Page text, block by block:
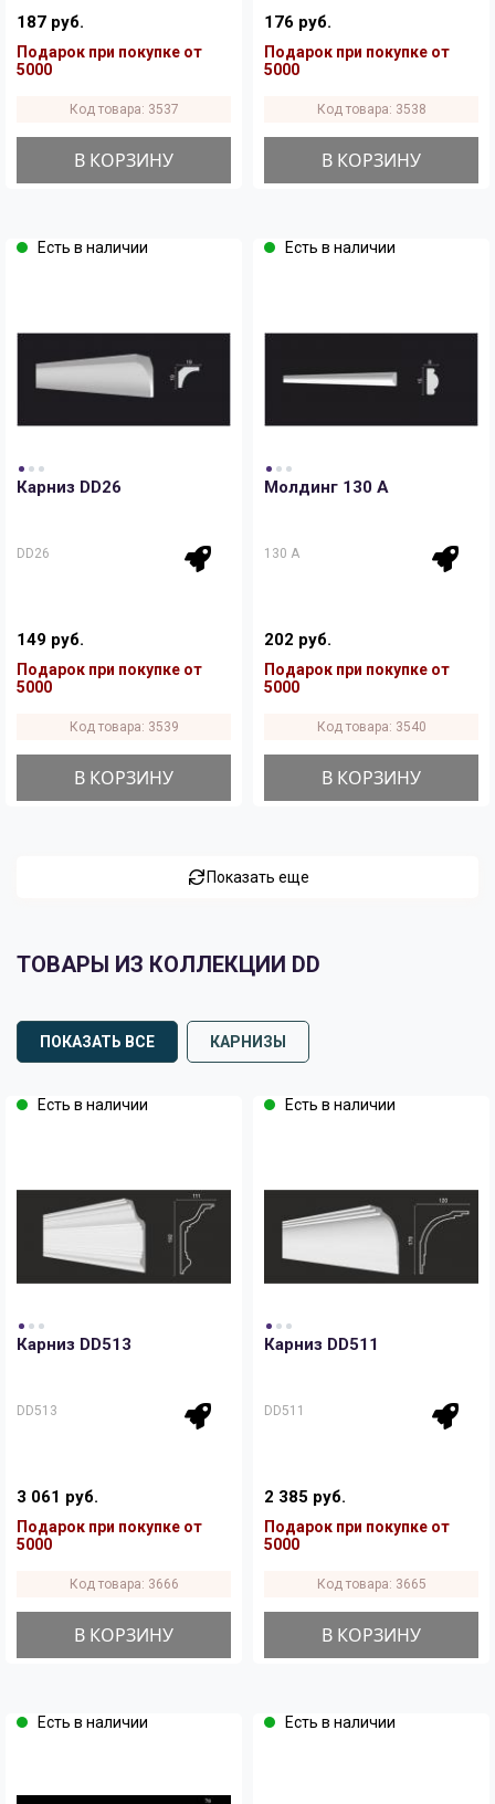
187 руб.
Подарок при покупке от
5000
Код товара: 3537
В КОРЗИНУ
176 руб.
Подарок при покупке от
5000
Код товара: 3538
В КОРЗИНУ
Есть в наличии
Карниз DD26
DD26
149 руб.
Подарок при покупке от
5000
Код товара: 3539
В КОРЗИНУ
Есть в наличии
Молдинг 130 A
130 A
202 руб.
Подарок при покупке от
5000
Код товара: 3540
В КОРЗИНУ
Показать еще
ТОВАРЫ ИЗ КОЛЛЕКЦИИ DD
ПОКАЗАТЬ ВСЕ КАРНИЗЫ
Есть в наличии
Карниз DD513
DD513
3 061 руб.
Подарок при покупке от
5000
Код товара: 3666
В КОРЗИНУ
Есть в наличии
Карниз DD511
DD511
2 385 руб.
Подарок при покупке от
5000
Код товара: 3665
В КОРЗИНУ
Есть в наличии Есть в наличии